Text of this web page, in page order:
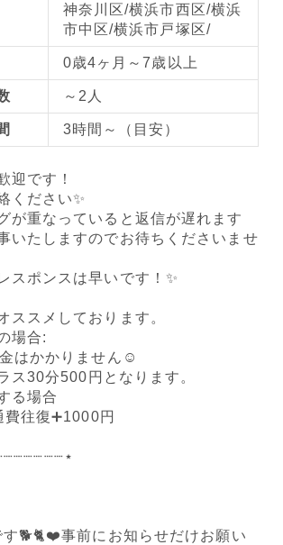
神奈川区/横浜市西区/横浜
市中区/横浜市戸塚区/
0歳4ヶ月～7歳以上
～2人
3時間～（目安）
迎です！
ください✨️
が重なっていると返信が遅れます
いたしますのでお待ちくださいませ
スポンスは早いです！✨️
スメしております。
場合:
はかかりません☺️
ス30分500円となります。
る場合
往復➕1000円
す🐕🐈❤️事前にお知らせだけお願い